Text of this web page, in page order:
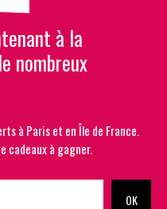
à la
nombreux
à Paris et en Île de France.
cadeaux à gagner.
OK